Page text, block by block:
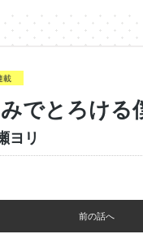
載
でとろける
ヨリ
前の話へ